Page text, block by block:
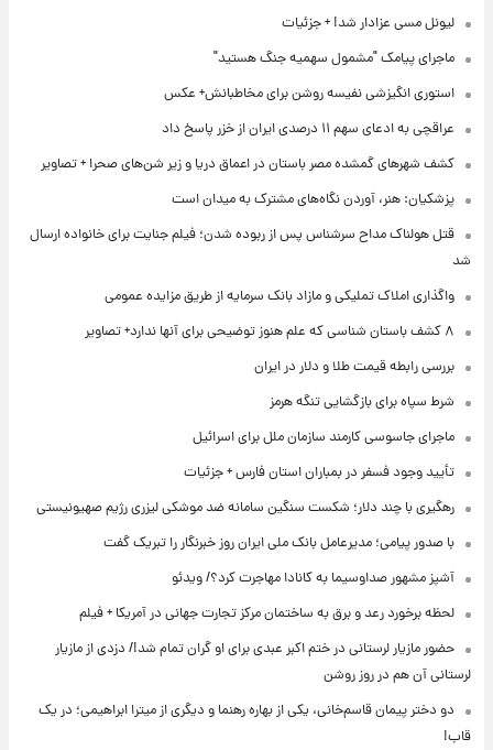
لیونل مسی عزادار شد! + جزئیات
ماجرای پیامک "مشمول سهمیه جنگ هستید"
استوری انگیزشی نفیسه روشن برای مخاطبانش+ عکس
عراقچی به ادعای سهم ۱۱ درصدی ایران از خزر پاسخ داد
کشف شهرهای گمشده مصر باستان در اعماق دریا و زیر شن‌های صحرا + تصاویر
پزشکیان: هنر، آوردن نگاه‌های مشترک به میدان است
قتل هولناک مداح سرشناس پس از ربوده شدن؛ فیلم جنایت برای خانواده ارسال
شد
واگذاری املاک تملیکی و مازاد بانک سرمایه از طریق مزایده عمومی
۸ کشف باستان شناسی که علم هنوز توضیحی برای آنها ندارد+ تصاویر
بررسی رابطه قیمت طلا و دلار در ایران
شرط سپاه برای بازگشایی تنگه هرمز
ماجرای جاسوسی کارمند سازمان ملل برای اسرائیل
تأیید وجود فسفر در بمباران استان فارس + جزئیات
رهگیری با چند دلار؛ شکست سنگین سامانه ضد موشکی لیزری رژیم صهیونیستی
با صدور پیامی؛ مدیرعامل بانک ملی ایران روز خبرنگار را تبریک گفت
آشپز مشهور صداوسیما به کانادا مهاجرت کرد؟/ ویدئو
لحظه برخورد رعد و برق به ساختمان مرکز تجارت جهانی در آمریکا + فیلم
حضور مازیار لرستانی در ختم اکبر عبدی برای او گران تمام شد!/ دزدی از مازیار
لرستانی آن هم در روز روشن
دو دختر پیمان قاسم‌خانی، یکی از بهاره رهنما و دیگری از میترا ابراهیمی؛ در یک
قاب!